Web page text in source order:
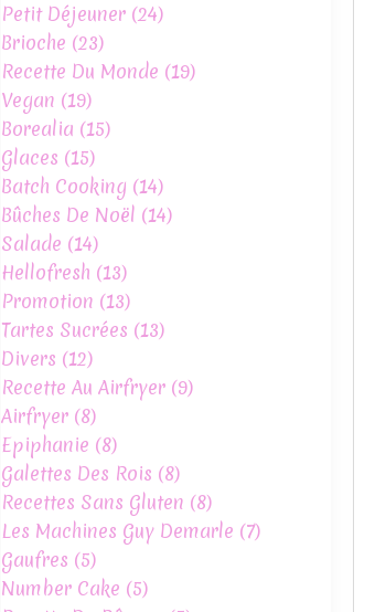
Petit Déjeuner (24)
Brioche (23)
Recette Du Monde (19)
Vegan (19)
Borealia (15)
Glaces (15)
Batch Cooking (14)
Bûches De Noël (14)
Salade (14)
Hellofresh (13)
Promotion (13)
Tartes Sucrées (13)
Divers (12)
Recette Au Airfryer (9)
Airfryer (8)
Epiphanie (8)
Galettes Des Rois (8)
Recettes Sans Gluten (8)
Les Machines Guy Demarle (7)
Gaufres (5)
Number Cake (5)